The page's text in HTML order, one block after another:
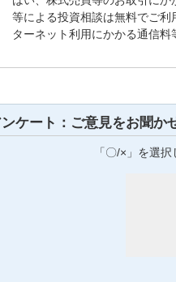
等による投資相談は無料でご
ターネット利用にかかる通信料
ケート：ご意見をお聞か
「〇/×」を選